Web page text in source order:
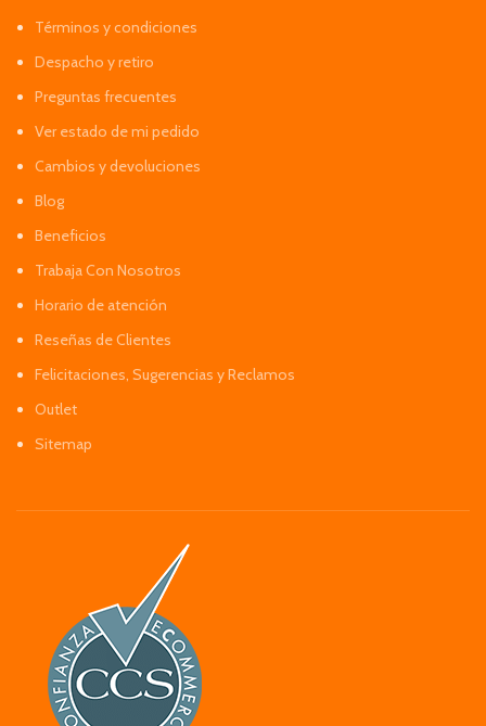
Términos y condiciones
Despacho y retiro
Preguntas frecuentes
Ver estado de mi pedido
Cambios y devoluciones
Blog
Beneficios
Trabaja Con Nosotros
Horario de atención
Reseñas de Clientes
Felicitaciones, Sugerencias y Reclamos
Outlet
Sitemap